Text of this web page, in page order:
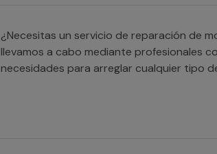
¿Necesitas un servicio de reparación de
llevamos a cabo mediante profesionales
necesidades para arreglar cualquier tipo